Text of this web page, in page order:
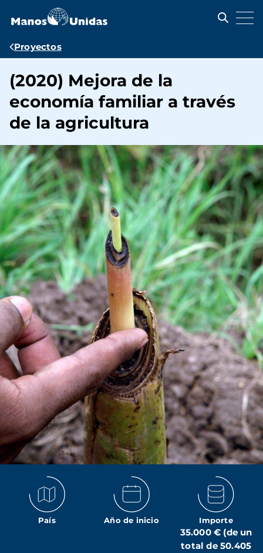
contenido
Ruta
navegación
Proyectos
(2020) Mejora de la
economía familiar a través
de la agricultura
País Año de inicio Importe
35.000 € (de un
total de 50.405